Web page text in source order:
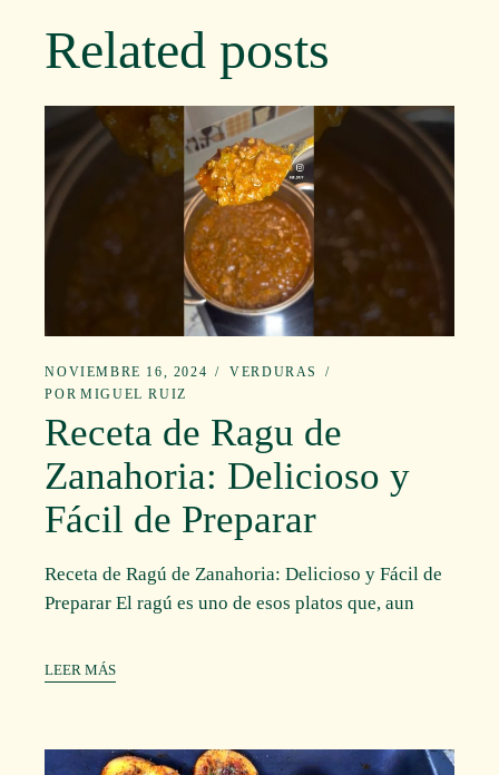
Related posts
NOVIEMBRE 16, 2024
VERDURAS
POR MIGUEL RUIZ
Receta de Ragu de
Zanahoria: Delicioso y
Fácil de Preparar
Receta de Ragú de Zanahoria: Delicioso y Fácil de
Preparar El ragú es uno de esos platos que, aun
LEER MÁS